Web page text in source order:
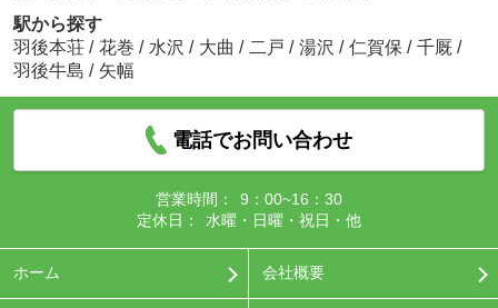
駅から探す
羽後本荘 / 花巻 / 水沢 / 大曲 / 二戸 / 湯沢 / 仁賀保 / 千厩 /
羽後牛島 / 矢幅
電話でお問い合わせ
営業時間：
9：00~16：30
定休日：
水曜・日曜・祝日・他
ホーム 会社概要